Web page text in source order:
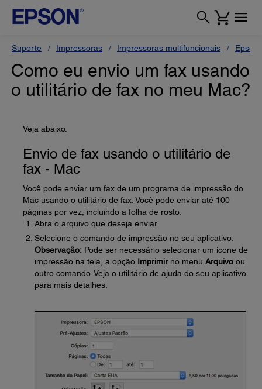
Suporte Impressoras Impressoras multifuncionais Epson
Como eu envio um fax usando
o utilitário de fax no meu Mac?
Veja abaixo.
Envio de fax usando o utilitário de
fax - Mac
Você pode enviar um fax de um programa de impressão do
Mac usando o utilitário de fax. Você pode enviar até 100
páginas por vez, incluindo a folha de rosto.
Abra o arquivo que deseja enviar.
Selecione o comando de impressão no seu aplicativo.
Observação: Pode ser necessário selecionar um ícone de
impressão na tela, a opção Imprimirno menu Arquivo ou
outro comando. Veja o utilitário de ajuda do seu aplicativo
para mais detalhes.